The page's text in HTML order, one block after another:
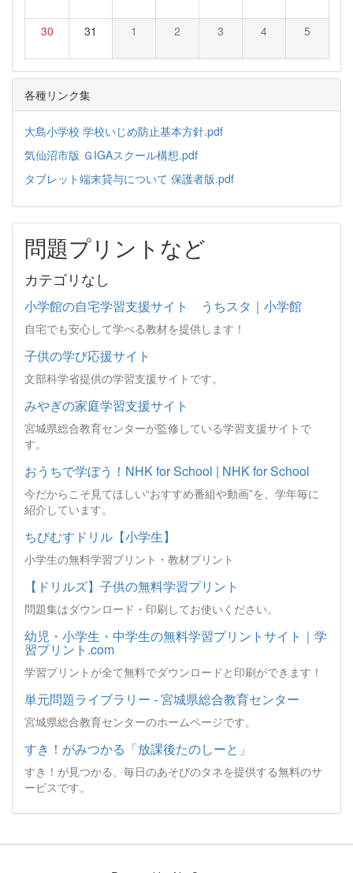
30 31 1 2 3 4 5
各種リンク集
大島小学校 学校いじめ防止基本方針.pdf
気仙沼市版 ＧIGAスクール構想.pdf
タブレット端末貸与について 保護者版.pdf
問題プリントなど
カテゴリなし
小学館の自宅学習支援サイト うちスタ｜小学館
自宅でも安心して学べる教材を提供します！
子供の学び応援サイト
文部科学省提供の学習支援サイトです。
みやぎの家庭学習支援サイト
宮城県総合教育センターが監修している学習支援サイトで
す。
おうちで学ぼう！NHK for School | NHK for School
今だからこそ見てほしい“おすすめ番組や動画”を、学年毎に
紹介しています。
ちびむすドリル【小学生】
小学生の無料学習プリント・教材プリント
【ドリルズ】子供の無料学習プリント
問題集はダウンロード・印刷してお使いください。
幼児・小学生・中学生の無料学習プリントサイト｜学
習プリント.com
学習プリントが全て無料でダウンロードと印刷ができます！
単元問題ライブラリー - 宮城県総合教育センター
宮城県総合教育センターのホームページです。
すき！がみつかる「放課後たのしーと」
すき！が見つかる、毎日のあそびのタネを提供する無料のサ
ービスです。